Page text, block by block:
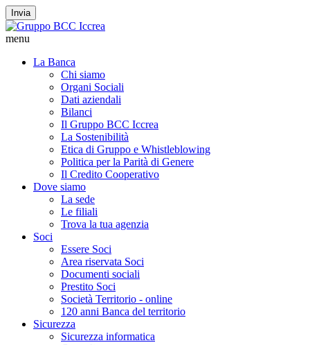
Invia
menu
La Banca
Chi siamo
Organi Sociali
Dati aziendali
Bilanci
Il Gruppo BCC Iccrea
La Sostenibilità
Etica di Gruppo e Whistleblowing
Politica per la Parità di Genere
Il Credito Cooperativo
Dove siamo
La sede
Le filiali
Trova la tua agenzia
Soci
Essere Soci
Area riservata Soci
Documenti sociali
Prestito Soci
Società Territorio - online
120 anni Banca del territorio
Sicurezza
Sicurezza informatica